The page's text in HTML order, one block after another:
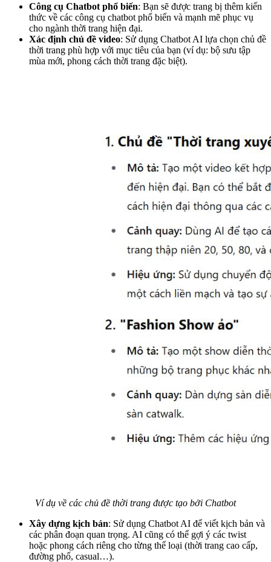
Công cụ Chatbot phổ biến: Bạn sẽ được trang bị thêm kiến
thức về các công cụ chatbot phổ biến và mạnh mẽ phục vụ
cho ngành thời trang hiện đại.
Xác định chủ đề video: Sử dụng Chatbot AI lựa chọn chủ đề
thời trang phù hợp với mục tiêu của bạn (ví dụ: bộ sưu tập
mùa mới, phong cách thời trang đặc biệt).
Ví dụ về các chủ đề thời trang được tạo bởi Chatbot
Xây dựng kịch bản: Sử dụng Chatbot AI để viết kịch bản và
các phân đoạn quan trọng. AI cũng có thể gợi ý các twist
hoặc phong cách riêng cho từng thể loại (thời trang cao cấp,
đường phố, casual…).